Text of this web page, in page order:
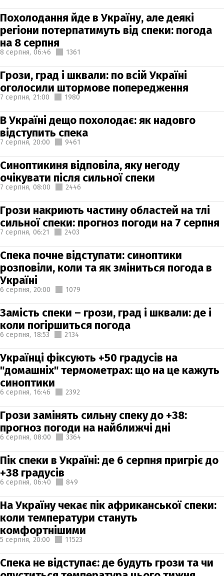
Похолодання йде в Україну, але деякі
регіони потерпатимуть від спеки: погода
на 8 серпня
8 серпня, 06:46 1361
Грози, град і шквали: по всій Україні
оголосили штормове попередження
7 серпня, 21:00 1980
В Україні дещо похолодає: як надовго
відступить спека
7 серпня, 20:00 9461
Синоптикиня відповіла, яку негоду
очікувати після сильної спеки
7 серпня, 08:00 2446
Грози накриють частину областей на тлі
сильної спеки: прогноз погоди на 7 серпня
7 серпня, 06:21 2403
Спека почне відступати: синоптики
розповіли, коли та як зміниться погода в
Україні
6 серпня, 20:00 1079
Замість спеки – грози, град і шквали: де і
коли погіршиться погода
6 серпня, 18:53 2134
Українці фіксують +50 градусів на
"домашніх" термометрах: що на це кажуть
синоптики
6 серпня, 16:46 2392
Грози замінять сильну спеку до +38:
прогноз погоди на найближчі дні
6 серпня, 08:00 3364
Пік спеки в Україні: де 6 серпня пригріє до
+38 градусів
6 серпня, 06:40 849
На Україну чекає пік африканської спеки:
коли температури стануть
комфортнішими
5 серпня, 20:00 11523
Спека не відступає: де будуть грози та чи